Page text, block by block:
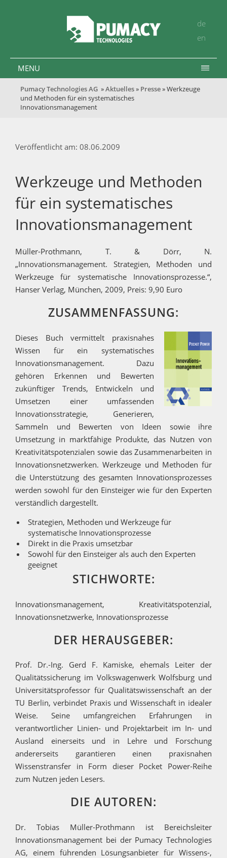
de
en
MENU
Pumacy Technologies AG »Aktuelles» Presse» Werkzeuge
und Methoden für ein systematisches
Innovationsmanagement
Veröffentlicht am: 08.06.2009
Werkzeuge und Methoden
für ein systematisches
Innovationsmanagement
Müller-Prothmann, T. & Dörr, N.
„Innovationsmanagement. Strategien, Methoden und
Werkzeuge für systematische Innovationsprozesse.“,
Hanser Verlag, München, 2009, Preis: 9,90 Euro
ZUSAMMENFASSUNG:
Dieses Buch vermittelt praxisnahes
Wissen für ein systematisches
Innovationsmanagement. Dazu
gehören Erkennen und Bewerten
zukünftiger Trends, Entwickeln und
Umsetzen einer umfassenden
Innovationsstrategie, Generieren,
Sammeln und Bewerten von Ideen sowie ihre
Umsetzung in marktfähige Produkte, das Nutzen von
Kreativitätspotenzialen sowie das Zusammenarbeiten in
Innovationsnetzwerken. Werkzeuge und Methoden für
die Unterstützung des gesamten Innovationsprozesses
werden sowohl für den Einsteiger wie für den Experten
verständlich dargestellt.
Strategien, Methoden und Werkzeuge für
systematische Innovationsprozesse
Direkt in die Praxis umsetzbar
Sowohl für den Einsteiger als auch den Experten
geeignet
STICHWORTE:
Innovationsmanagement, Kreativitätspotenzial,
Innovationsnetzwerke, Innovationsprozesse
DER HERAUSGEBER:
Prof. Dr.-Ing. Gerd F. Kamiske, ehemals Leiter der
Qualitätssicherung im Volkswagenwerk Wolfsburg und
Universitätsprofessor für Qualitätswissenschaft an der
TU Berlin, verbindet Praxis und Wissenschaft in idealer
Weise. Seine umfangreichen Erfahrungen in
verantwortlicher Linien- und Projektarbeit im In- und
Ausland einerseits und in Lehre und Forschung
andererseits garantieren einen praxisnahen
Wissenstransfer in Form dieser Pocket Power-Reihe
zum Nutzen jeden Lesers.
DIE AUTOREN:
Dr. Tobias Müller-Prothmann ist Bereichsleiter
Innovationsmanagement bei der Pumacy Technologies
AG, einem führenden Lösungsanbieter für Wissens-,